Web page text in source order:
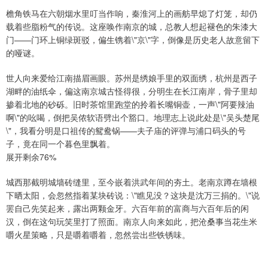
檐角铁马在六朝烟水里叮当作响，秦淮河上的画舫早熄了灯笼，却仍
载着些脂粉气的传说。这座唤作南京的城，总教人想起褪色的朱漆大
门——门环上铜绿斑驳，偏生镌着\"京\"字，倒像是历史老人故意留下
的哑谜。
世人向来爱给江南描眉画眼。苏州是绣娘手里的双面绣，杭州是西子
湖畔的油纸伞，偏这南京城古怪得很，分明生在长江南岸，骨子里却
掺着北地的砂砾。旧时茶馆里跑堂的拎着长嘴铜壶，一声\"阿要辣油
啊\"的吆喝，倒把吴侬软语劈出个豁口。地理志上说此处是\"吴头楚尾
\"，我看分明是口祖传的鸳鸯锅——夫子庙的评弹与浦口码头的号
子，竟在同一个暮色里飘着。
展开剩余76%
城西那截明城墙砖缝里，至今嵌着洪武年间的夯土。老南京蹲在墙根
下晒太阳，会忽然指着某块砖说：\"瞧见没？这块是沈万三捐的。\"说
罢自己先笑起来，露出两颗金牙。六百年前的富商与六百年后的闲
汉，倒在这句玩笑里打了照面。南京人向来如此，把沧桑事当花生米
嚼火星策略，只是嚼着嚼着，忽然尝出些铁锈味。